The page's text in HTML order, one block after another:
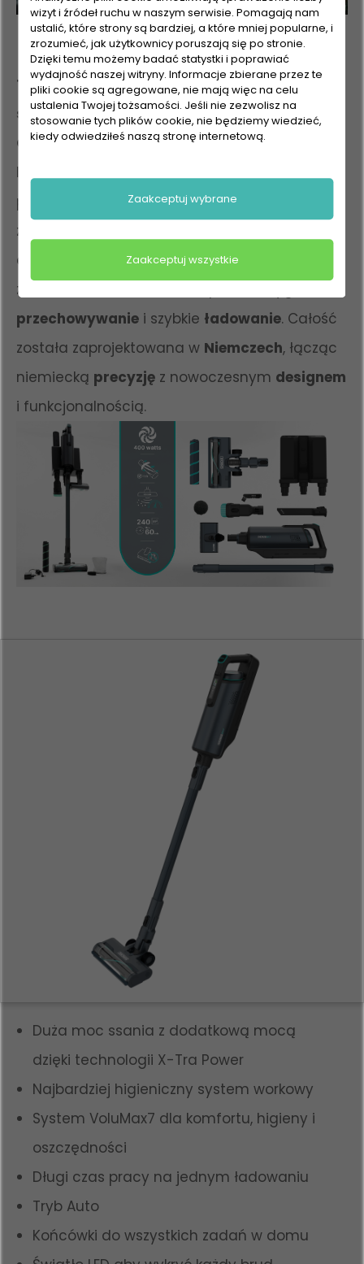
Thomas BX7to kompleksowe rozwiązanie do
sprzątaniadla wymagających użytkowników.
Odkurzacz o mocy 400 W, wzbogacony o
liczne innowacje dla
perfekcyjną
czystośćw całym domu. W
zestawie znajdują się wszystkie praktyczne
akcesoria
stacja ładowania
zamontować na ścianie, zapewnia wygodne
przechowywanie i szybkie ładowanie. Całość
została zaprojektowana w Niemczech, łącząc
niemiecką precyzję z nowoczesnym designem
i funkcjonalnością.
Duża moc ssania z dodatkową mocą
dzięki technologii X-Tra Power
Najbardziej higieniczny system workowy
System VoluMax7 dla komfortu, higieny i
oszczędności
Długi czas pracy na jednym ładowaniu
Tryb Auto
Końcówki do wszystkich zadań w domu
wizyt i źródeł ruchu w naszym serwisie. Pomagają nam
ustalić, które strony są bardziej, a które mniej popularne, i
zrozumieć, jak użytkownicy poruszają się po stronie.
Dzięki temu możemy badać statystki i poprawiać
wydajność naszej witryny. Informacje zbierane przez te
pliki cookie są agregowane, nie mają więc na celu
ustalenia Twojej tożsamości. Jeśli nie zezwolisz na
stosowanie tych plików cookie, nie będziemy wiedzieć,
kiedy odwiedziłeś naszą stronę internetową.
Zaakceptuj wybrane
Zaakceptuj wszystkie